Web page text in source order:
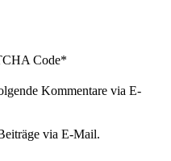
Code*
Kommentare via E-
via E-Mail.